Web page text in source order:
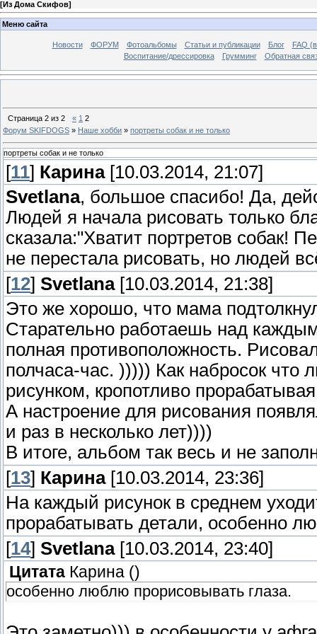
[Из Дома Скифов]
Меню сайта
Новости ФОРУМ Фотоальбомы Статьи и публикации Блог
FAQ
Воспитание/дрессировка
Грумминг Обратная
Страница 2 из 2 « 1 2
Форум SKIFDOGS » Наше хобби » портреты собак и не только
портреты собак и не только
[11] Карина[10.03.2014, 21:07]
Svetlana, большое спасибо! Да,
Людей я начала рисовать только
сказала:"Хватит портретов собак!
не перестала рисовать, но людей
[12] Svetlana[10.03.2014, 21:38]
Это же хорошо, что мама
Старательно работаешь над
полная противоположность.
полчаса-час. ))))) Как набросок что
рисунком, кропотливо
А настроение для рисования
и раз в несколько лет))))
В итоге, альбом так весь и не
[13] Карина[10.03.2014, 23:36]
На каждый рисунок в среднем
прорабатывать детали, особенно
[14] Svetlana[10.03.2014, 23:40]
Цитата Карина ()
особенно люблю прорисовывать глаза.